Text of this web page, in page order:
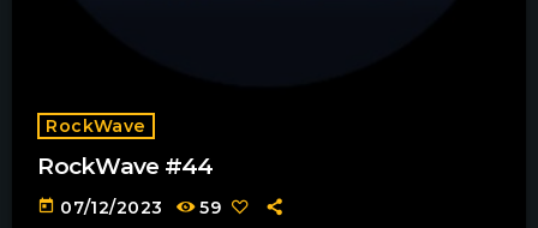
RockWave
RockWave #44
today 07/12/2023 59